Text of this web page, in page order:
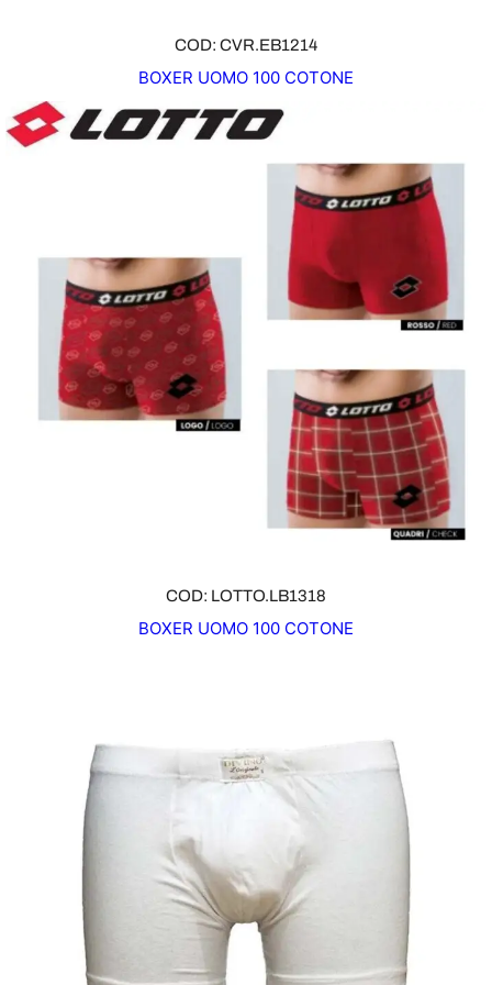
COD: CVR.EB1214
BOXER UOMO 100 COTONE
COD: LOTTO.LB1318
BOXER UOMO 100 COTONE